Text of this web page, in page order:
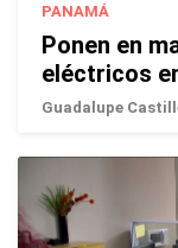
PANAMÁ
Ponen en
eléctricos
Guadalupe